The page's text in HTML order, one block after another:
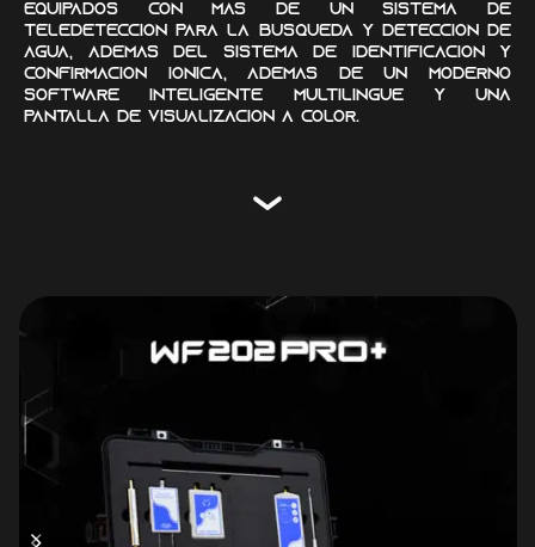
equipados con más de un sistema de
teledetección para la búsqueda y detección de
agua, además del sistema de identificación y
confirmación iónica, además de un moderno
software inteligente multilingüe y una
pantalla de visualización a color.